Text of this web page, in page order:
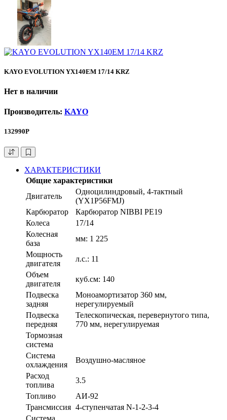
KAYO EVOLUTION YX140EM 17/14 KRZ
Нет в наличии
Производитель: KAYO
132990Р
ХАРАКТЕРИСТИКИ
Общие характеристики
Двигатель
Одноцилиндровый, 4-тактный
(YX1P56FMJ)
Карбюратор
Карбюратор NIBBI PE19
Колеса
17/14
Колесная
база
мм: 1 225
Мощность
двигателя
л.с.: 11
Объем
двигателя
куб.см: 140
Подвеска
задняя
Моноамортизатор 360 мм,
нерегулируемый
Подвеска
передняя
Телескопическая, перевернутого типа,
770 мм, нерегулируемая
Тормозная
система
Система
охлаждения
Воздушно-масляное
Расход
топлива
3.5
Топливо
АИ-92
Трансмиссия 4-ступенчатая N-1-2-3-4
Система